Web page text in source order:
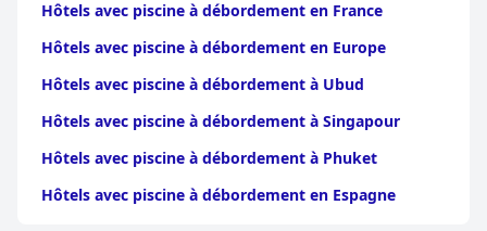
Hôtels avec piscine à débordement en France
Hôtels avec piscine à débordement en Europe
Hôtels avec piscine à débordement à Ubud
Hôtels avec piscine à débordement à Singapour
Hôtels avec piscine à débordement à Phuket
Hôtels avec piscine à débordement en Espagne